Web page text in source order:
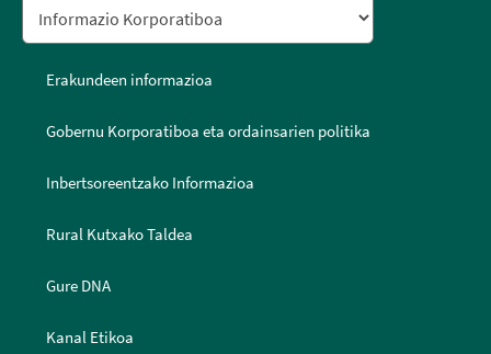
Erakundeen informazioa
Gobernu Korporatiboa eta ordainsarien politika
Inbertsoreentzako Informazioa
Rural Kutxako Taldea
Gure DNA
Kanal Etikoa